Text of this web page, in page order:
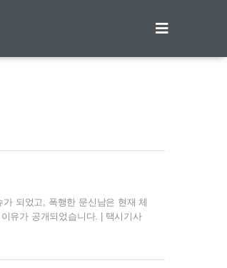
되었고, 폭행한 문신남은 현재 체
유가 공개되었습니다. | 택시기사
성에게 무차별적인 폭행을 당하
아 택시기사는 합법적으로 승차를